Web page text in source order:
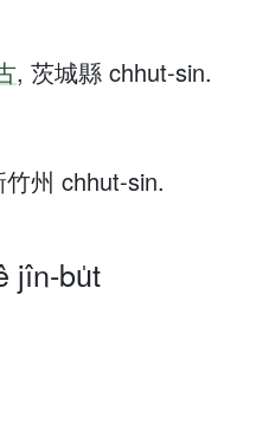
, 茨城縣 chhut-sin.
竹州 chhut-sin.
jîn-bu̍t